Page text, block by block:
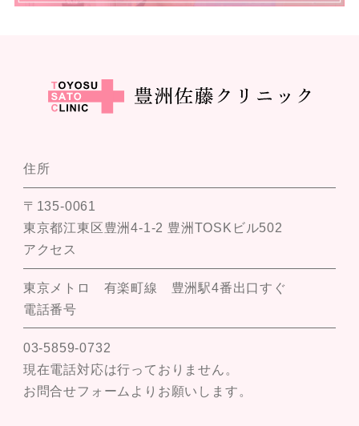
住所
〒135-0061
東京都江東区豊洲4-1-2 豊洲TOSKビル502
アクセス
東京メトロ 有楽町線 豊洲駅4番出口すぐ
電話番号
03-5859-0732
現在電話対応は行っておりません。
お問合せフォームよりお願いします。